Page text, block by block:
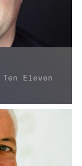
Eleven